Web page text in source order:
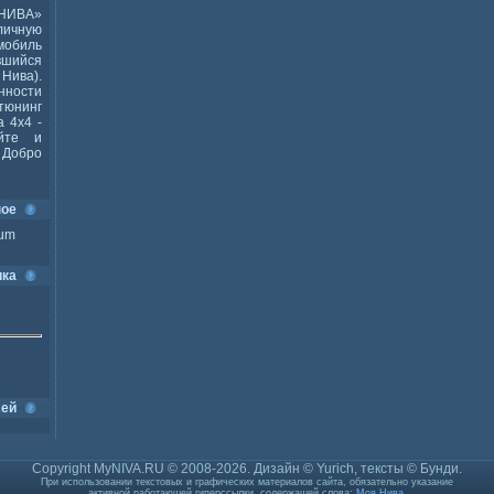
4x4 -
и
Copyright MyNIVA.RU © 2008-2026. Дизайн © Yurich, тексты © Бунди.
При использовании текстовых и графических материалов сайта, обязательно указание